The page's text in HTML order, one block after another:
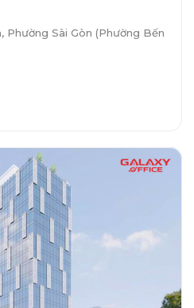
Phường Sài Gòn (Phường Bến